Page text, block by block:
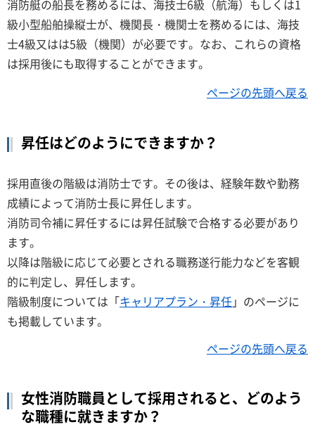
消防艇の船長を務めるには、海技士6級（航海）もしくは1
級小型船舶操縦士が、機関長・機関士を務めるには、海技
士4級又はは5級（機関）が必要です。なお、これらの資格
は採用後にも取得することができます。
ページの先頭へ戻る
昇任はどのようにできますか？
採用直後の階級は消防士です。その後は、経験年数や勤務
成績によって消防士長に昇任します。
消防司令補に昇任するには昇任試験で合格する必要があり
ます。
以降は階級に応じて必要とされる職務遂行能力などを客観
的に判定し、昇任します。
階級制度については「キャリアプラン・昇任」のページに
も掲載しています。
ページの先頭へ戻る
女性消防職員として採用されると、どのよう
な職種に就きますか？